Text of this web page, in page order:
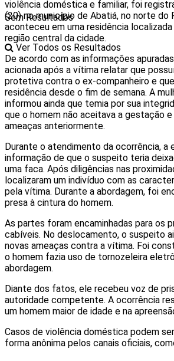
Sem Resultados
Ver Todos os Resultados
violência doméstica e familiar, foi
(20) no município de Abatiá, no norte do
aconteceu em uma residência localizada
região central da cidade.
De acordo com as informações
acionada após a vítima relatar que
protetiva contra o ex-companheiro e
residência desde o fim de semana. A
informou ainda que temia por sua
que o homem não aceitava a gestação
ameaças anteriormente.
Durante o atendimento da ocorrência, a
informação de que o suspeito teria
uma faca. Após diligências nas
localizaram um indivíduo com as
pela vítima. Durante a abordagem, foi
presa à cintura do homem.
As partes foram encaminhadas para os
cabíveis. No deslocamento, o suspeito
novas ameaças contra a vítima. Foi
o homem fazia uso de tornozeleira
abordagem.
Diante dos fatos, ele recebeu voz de
autoridade competente. A ocorrência
um homem maior de idade e na
Casos de violência doméstica podem
forma anônima pelos canais oficiais,